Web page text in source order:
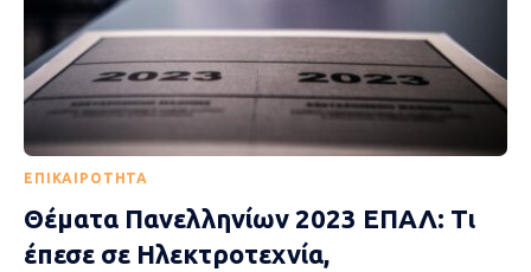
EΠΙΚΑΙΡΌΤΗΤΑ
Θέματα Πανελληνίων 2023 ΕΠΑΛ: Τι
έπεσε σε Ηλεκτροτεχνία,